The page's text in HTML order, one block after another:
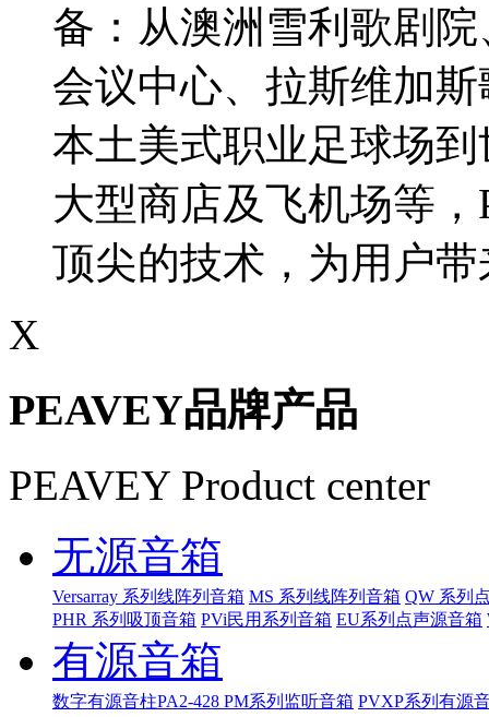
备：从澳洲雪利歌剧
会议中心、拉斯维加
本土美式职业足球场
大型商店及飞机场等
顶尖的技术，为用户
X
PEAVEY品牌产品
PEAVEY Product center
无源音箱
Versarray 系列线阵列音箱 MS 系列线阵列音箱 QW 系列
PHR 系列吸顶音箱 PVi民用系列音箱 EU系列点声源音箱
有源音箱
数字有源音柱PA2-428 PM系列监听音箱 PVXP系列有源